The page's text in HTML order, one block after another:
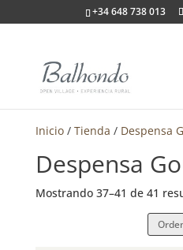
+34 648 738 013
Inicio/ Tienda / Despensa
Despensa
Mostrando 37–41 de 41